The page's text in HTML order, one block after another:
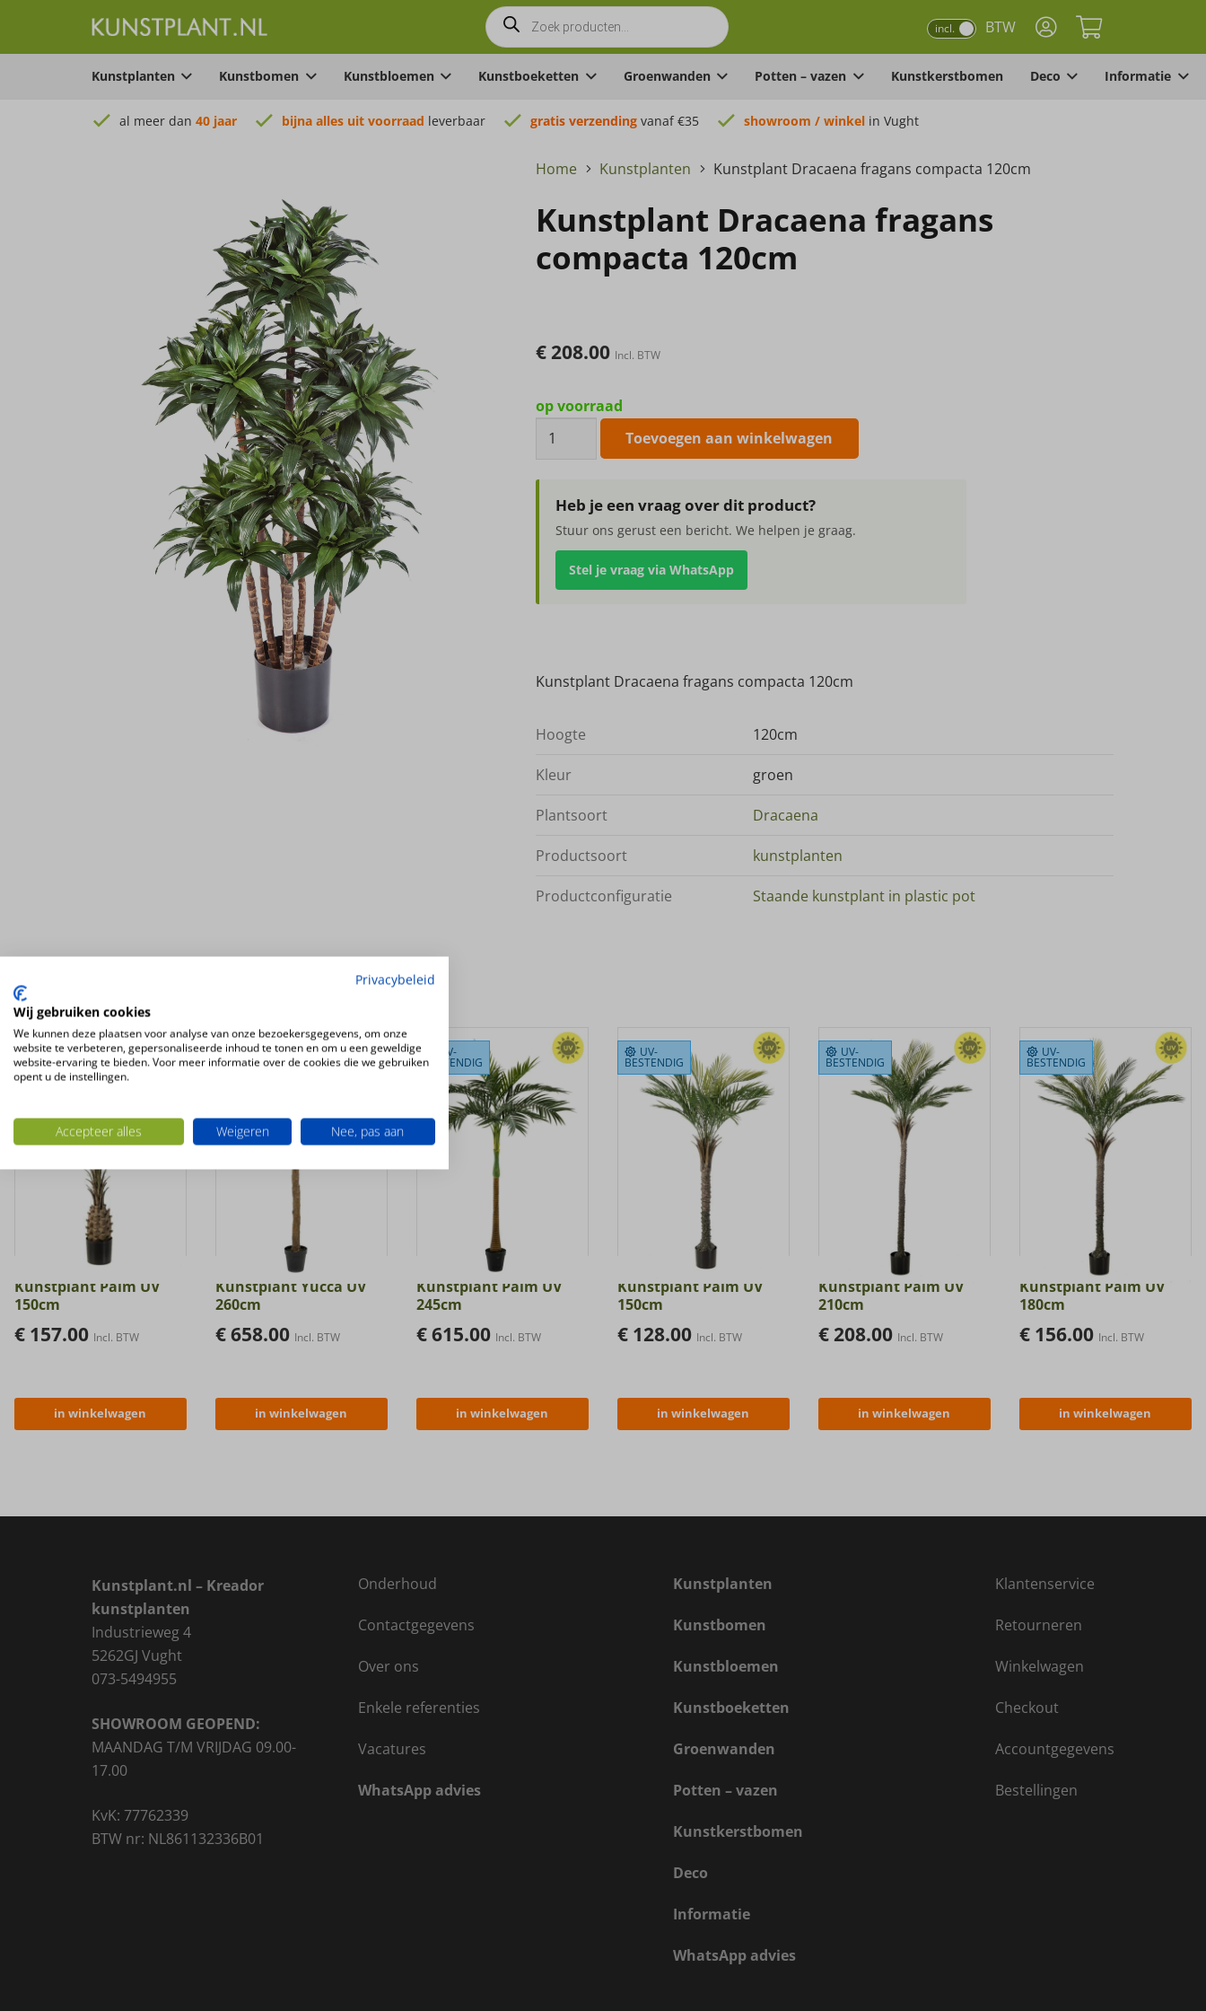
Producten
zoeken incl. BTW
Kunstplanten Kunstbomen Kunstbloemen Kunstboeketten Groenwanden Potten – vazen Kunstkerstbomen Deco Informatie
al meer dan 40 jaar bijna alles uit voorraad leverbaar gratis verzending vanaf €35 showroom / winkel in Vught
Home Kunstplanten Kunstplant Dracaena fragans compacta 120cm
Kunstplant Dracaena fragans
compacta 120cm
€208.00 Incl. BTW
op voorraad
Kunstplant
fragans
compacta
120cm
Toevoegen aan winkelwagen
Heb je een vraag over dit product?
Stuur ons gerust een bericht. We helpen je graag.
Stel je vraag via WhatsApp
Kunstplant Dracaena fragans compacta 120cm
Hoogte 120cm
Kleur groen
Plantsoort Dracaena
Productsoort kunstplanten
Productconfiguratie Staande kunstplant in plastic pot
Kunstplant Palm UV
150cm
€ 157.00 Incl. BTW
in winkelwagen
UV-
BESTENDIG
Kunstplant Yucca UV
260cm
€658.00 Incl. BTW
in winkelwagen
UV-
BESTENDIG
Kunstplant Palm UV
245cm
€615.00 Incl. BTW
in winkelwagen
UV-
BESTENDIG
Kunstplant Palm UV
150cm
€128.00 Incl. BTW
in winkelwagen
UV-
BESTENDIG
Kunstplant Palm UV
210cm
€208.00 Incl. BTW
in winkelwagen
UV-
BESTENDIG
Kunstplant Palm UV
180cm
€156.00 Incl. BTW
in winkelwagen
UV-
BESTENDIG
Kunstplant.nl – Kreador
kunstplanten
Industrieweg 4
5262GJ Vught
073-5494955
SHOWROOM GEOPEND:
MAANDAG T/M VRIJDAG 09.00-
17.00
KvK: 77762339
BTW nr: NL861132336B01
Onderhoud
Contactgegevens
Over ons
Enkele referenties
Vacatures
WhatsApp advies
Kunstplanten
Kunstbomen
Kunstbloemen
Kunstboeketten
Groenwanden
Potten – vazen
Kunstkerstbomen
Deco
Informatie
WhatsApp advies
Klantenservice
Retourneren
Winkelwagen
Checkout
Accountgegevens
Bestellingen
Privacybeleid
Wij gebruiken cookies
We kunnen deze plaatsen voor analyse van onze bezoekersgegevens, om onze
website te verbeteren, gepersonaliseerde inhoud te tonen en om u een geweldige
website-ervaring te bieden. Voor meer informatie over de cookies die we gebruiken
opent u de instellingen.
Accepteer alles Weigeren Nee, pas aan